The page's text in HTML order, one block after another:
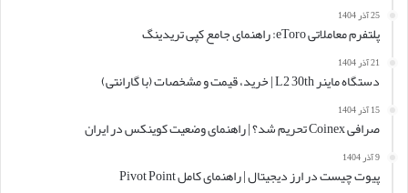
25 آذر 1404
پلتفرم معاملاتی eToro: راهنمای جامع کپی تریدینگ
21 آذر 1404
دستگاه ماینر L2 30th | خرید، قیمت و مشخصات (با گارانتی)
15 آذر 1404
صرافی Coinex تحریم شد؟ | راهنمای وضعیت کوینکس در ایران
9 آذر 1404
پیوت چیست در ارز دیجیتال | راهنمای کامل Pivot Point